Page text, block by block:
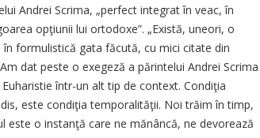
Andrei Scrima, „perfect integrat în veac, în
opţiunii lui ortodoxe”. „Există, uneori, o
formulistică gata făcută, cu mici citate din
dat peste o exegeză a părintelui Andrei Scrima
într-un alt tip de context. Condiţia
este condiţia temporalităţii. Noi trăim în timp,
o instanţă care ne mănâncă, ne devorează